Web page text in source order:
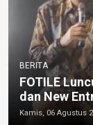
BERITA
FOTILE
dan New
Kamis, 06 Agustus